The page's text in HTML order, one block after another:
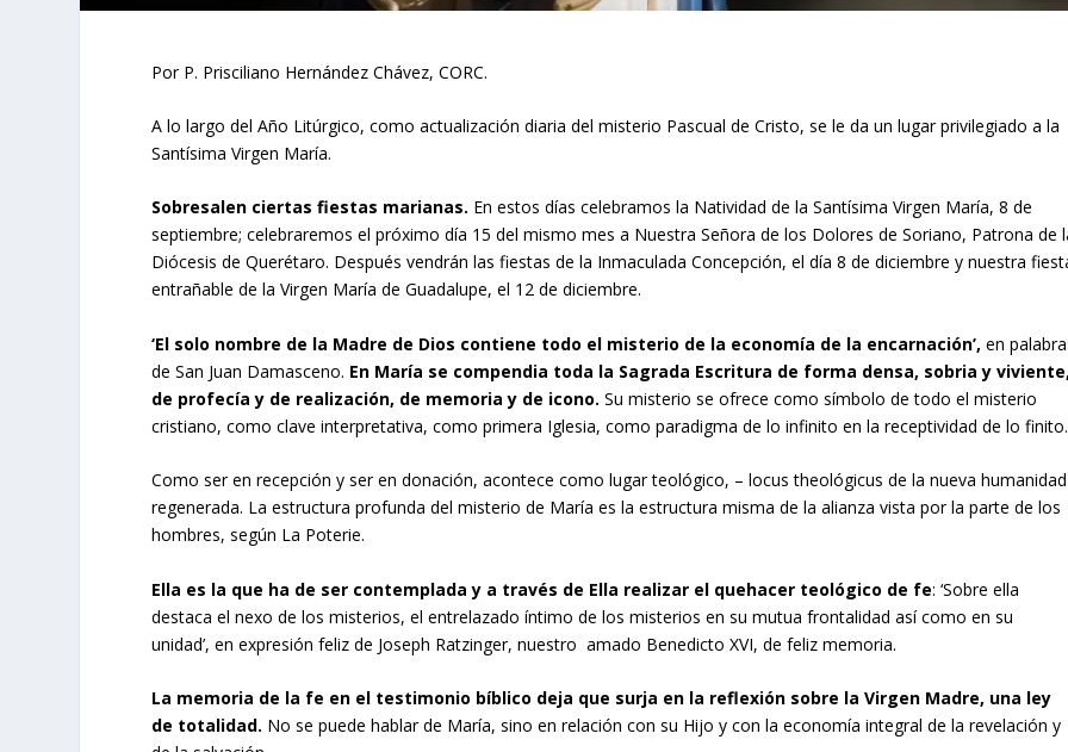
Por P. Prisciliano Hernández Chávez, CORC.
A lo largo del Año Litúrgico, como actualización diaria del misterio Pascual de Cristo, se le da un lugar privilegiado a la
Santísima Virgen María.
Sobresalen ciertas fiestas marianas. En estos días celebramos la Natividad de la Santísima Virgen María, 8 de
septiembre; celebraremos el próximo día 15 del mismo mes a Nuestra Señora de los Dolores de Soriano, Patrona de
Diócesis de Querétaro. Después vendrán las fiestas de la Inmaculada Concepción, el día 8 de diciembre y nuestra
entrañable de la Virgen María de Guadalupe, el 12 de diciembre.
‘El solo nombre de la Madre de Dios contiene todo el misterio de la economía de la encarnación’, en
de San Juan Damasceno. En María se compendia toda la Sagrada Escritura de forma densa, sobria y
de profecía y de realización, de memoria y de icono. Su misterio se ofrece como símbolo de todo el misterio
cristiano, como clave interpretativa, como primera Iglesia, como paradigma de lo infinito en la receptividad de lo finito.
Como ser en recepción y ser en donación, acontece como lugar teológico, – locus theológicus de la nueva humanidad
regenerada. La estructura profunda del misterio de María es la estructura misma de la alianza vista por la parte de los
hombres, según La Poterie.
Ella es la que ha de ser contemplada y a través de Ella realizar el quehacer teológico de fe: ‘Sobre ella
destaca el nexo de los misterios, el entrelazado íntimo de los misterios en su mutua frontalidad así como en su
unidad’, en expresión feliz de Joseph Ratzinger, nuestro amado Benedicto XVI, de feliz memoria.
La memoria de la fe en el testimonio bíblico deja que surja en la reflexión sobre la Virgen Madre, una ley
de totalidad. No se puede hablar de María, sino en relación con su Hijo y con la economía integral de la revelación y